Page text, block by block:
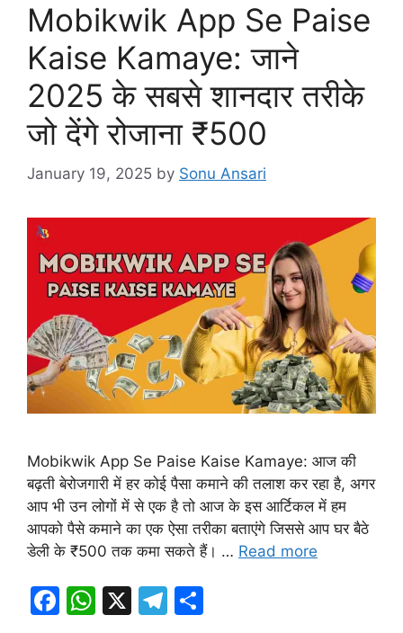
Mobikwik App Se Paise
Kaise Kamaye: जाने
2025 के सबसे शानदार तरीके
जो देंगे रोजाना ₹500
January 19, 2025 by Sonu Ansari
Mobikwik App Se Paise Kaise Kamaye: आज की
बढ़ती बेरोजगारी में हर कोई पैसा कमाने की तलाश कर रहा है, अगर
आप भी उन लोगों में से एक है तो आज के इस आर्टिकल में हम
आपको पैसे कमाने का एक ऐसा तरीका बताएंगे जिससे आप घर बैठे
डेली के ₹500 तक कमा सकते हैं। … Read more
F
W X
T